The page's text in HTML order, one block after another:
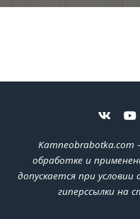
обработке и
допускается при
гиперссылки на